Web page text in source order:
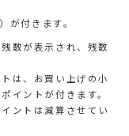
が付きます。
数が表示され、残数
は、お買い上げの小
イントが付きます。
ントは減算させてい